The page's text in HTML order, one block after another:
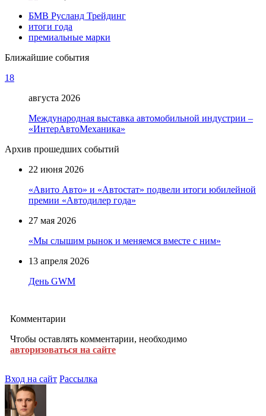
БМВ Русланд Трейдинг
итоги года
премиальные марки
Ближайшие события
18
августа 2026
Международная выставка автомобильной индустрии –
«ИнтерАвтоМеханика»
Архив прошедших событий
22 июня 2026
«Авито Авто» и «Автостат» подвели итоги юбилейной
премии «Автодилер года»
27 мая 2026
«Мы слышим рынок и меняемся вместе с ним»
13 апреля 2026
День GWM
Комментарии
Чтобы оставлять комментарии, необходимо
авторизоваться на сайте
Вход на сайт Рассылка